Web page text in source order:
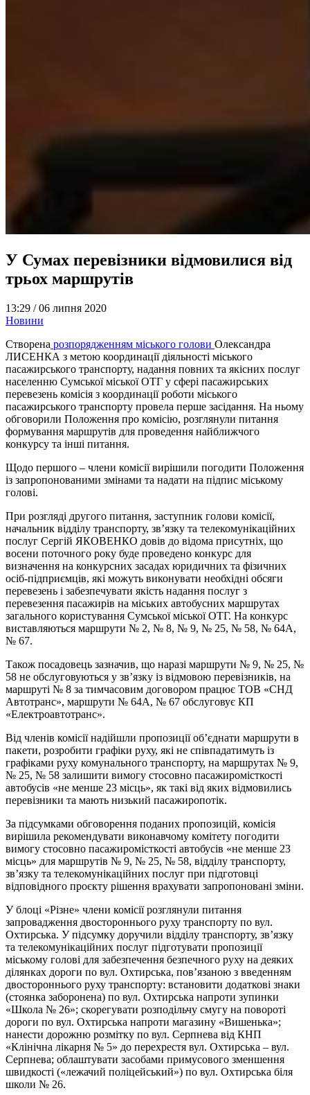
У Сумах перевізники відмовилися від
трьох маршрутів
13:29 /06 липня 2020
Новини
Створена розпорядженням міського голови Олександра
ЛИСЕНКА з метою координації діяльності міського
пасажирського транспорту, надання повних та якісних послуг
населенню Сумської міської ОТГ у сфері пасажирських
перевезень комісія з координації роботи міського
пасажирського транспорту провела перше засідання. На ньому
обговорили Положення про комісію, розглянули питання
формування маршрутів для проведення найближчого
конкурсу та інші питання.
Щодо першого – члени комісії вирішили погодити Положення
із запропонованими змінами та надати на підпис міському
голові.
При розгляді другого питання, заступник голови комісії,
начальник відділу транспорту, зв’язку та телекомунікаційних
послуг Сергій ЯКОВЕНКО довів до відома присутніх, що
восени поточного року буде проведено конкурс для
визначення на конкурсних засадах юридичних та фізичних
осіб-підприємців, які можуть виконувати необхідні обсяги
перевезень і забезпечувати якість надання послуг з
перевезення пасажирів на міських автобусних маршрутах
загального користування Сумської міської ОТГ. На конкурс
виставляються маршрути № 2, № 8, № 9, № 25, № 58, № 64А,
№ 67.
Також посадовець зазначив, що наразі маршрути № 9, № 25, №
58 не обслуговуються у зв’язку із відмовою перевізників, на
маршруті № 8 за тимчасовим договором працює ТОВ «СНД
Автотранс», маршрути № 64А, № 67 обслуговує КП
«Електроавтотранс».
Від членів комісії надійшли пропозиції об’єднати маршрути в
пакети, розробити графіки руху, які не співпадатимуть із
графіками руху комунального транспорту, на маршрутах № 9,
№ 25, № 58 залишити вимогу стосовно пасажиромісткості
автобусів «не менше 23 місць», як такі від яких відмовились
перевізники та мають низький пасажиропотік.
За підсумками обговорення поданих пропозицій, комісія
вирішила рекомендувати виконавчому комітету погодити
вимогу стосовно пасажиромісткості автобусів «не менше 23
місць» для маршрутів № 9, № 25, № 58, відділу транспорту,
зв’язку та телекомунікаційних послуг при підготовці
відповідного проєкту рішення врахувати запропоновані зміни.
У блоці «Різне» члени комісії розглянули питання
запровадження двостороннього руху транспорту по вул.
Охтирська. У підсумку доручили відділу транспорту, зв’язку
та телекомунікаційних послуг підготувати пропозиції
міському голові для забезпечення безпечного руху на деяких
ділянках дороги по вул. Охтирська, пов’язаною з введенням
двостороннього руху транспорту: встановити додаткові знаки
(стоянка заборонена) по вул. Охтирська напроти зупинки
«Школа № 26»; скорегувати розподільчу смугу на повороті
дороги по вул. Охтирська напроти магазину «Вишенька»;
нанести дорожню розмітку по вул. Серпнева від КНП
«Клінічна лікарня № 5» до перехрестя вул. Охтирська – вул.
Серпнева; облаштувати засобами примусового зменшення
швидкості («лежачий поліцейський») по вул. Охтирська біля
школи № 26.